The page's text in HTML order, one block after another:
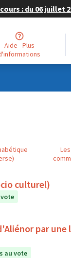
: du 06 juillet
Aide - Plus
culturel)
par
au vote